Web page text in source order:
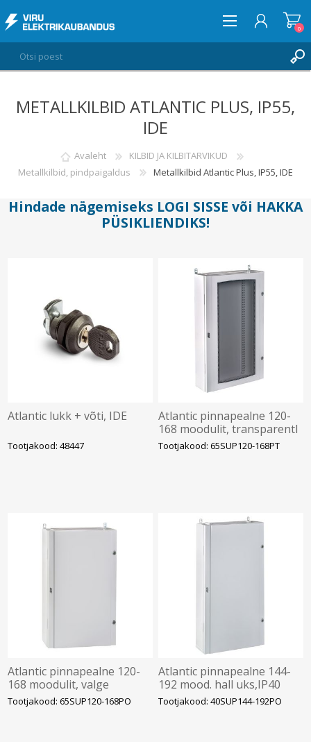
LOGI SISSE
0
METALLKILBID ATLANTIC PLUS, IP55,
IDE
Avaleht
KILBID JA KILBITARVIKUD
Metallkilbid, pindpaigaldus
Metallkilbid Atlantic Plus, IP55, IDE
Hindade nägemiseks LOGI SISSE või HAKKA
PÜSIKLIENDIKS!
Atlantic lukk + võti, IDE
Tootjakood: 48447
Atlantic pinnapealne 120-
168 moodulit, transparentl
uks,IP65, tühi, IDE
Tootjakood: 65SUP120-168PT
Atlantic pinnapealne 120-
168 moodulit, valge
uks,IP65, tühi
1110x670x212, IDE
Tootjakood: 65SUP120-168PO
Atlantic pinnapealne 144-
192 mood. hall uks,IP40
tühi, IDE
Tootjakood: 40SUP144-192PO